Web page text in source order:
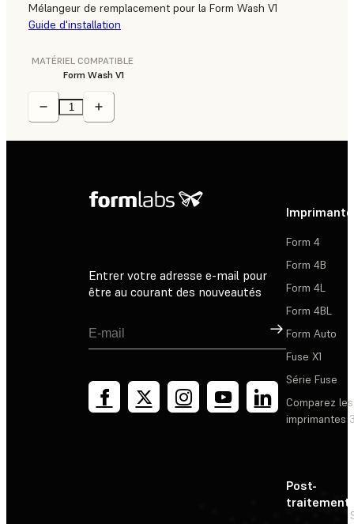
Mélangeur de remplacement pour la Form Wash V1
Guide d'installation
MATÉRIEL COMPATIBLE
Form Wash V1
Entrer votre adresse e-mail pour
être au courant des nouveautés
Inscription
Form 4
Form 4B
Form 4L
Form 4BL
Form Auto
Fuse X1
Série Fuse
Comparez les
imprimantes
Post-
traitement